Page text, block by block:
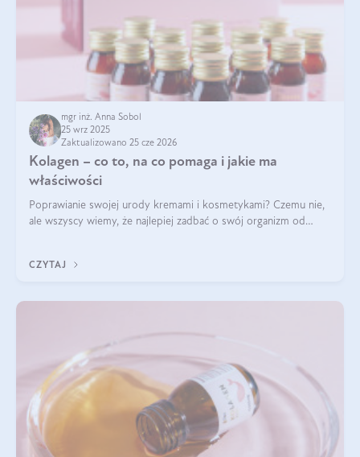
mgr inż. Anna Sobol
25 wrz 2025
Zaktualizowano 25 cze 2026
Kolagen – co to, na co pomaga i jakie ma
właściwości
Poprawianie swojej urody kremami i kosmetykami? Czemu nie,
ale wszyscy wiemy, że najlepiej zadbać o swój organizm od
wysokiej jakości suplem
CZYTAJ